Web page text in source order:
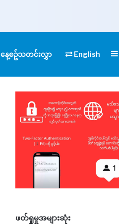
နေ့စဥ်သတင်းလွှာ English
ဖတ်ရှုမှုအများဆုံး